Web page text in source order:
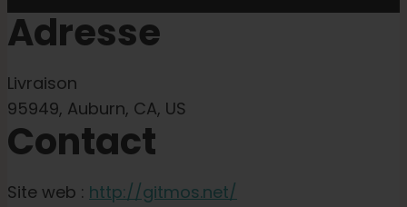
Semences féminisées
Graines Autoflower
Semences triploïdes
Adresse
Livraison
95949, Auburn, CA, US
Contact
Site web : http://gitmos.net/